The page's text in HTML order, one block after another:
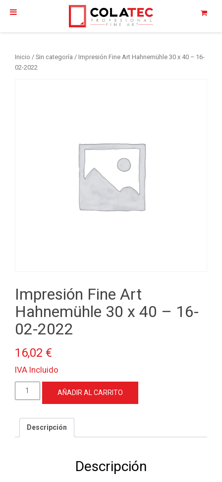
Inicio / Sin categoría / Impresión Fine Art Hahnemühle 30 x 40 – 16-
02-2022
Impresión Fine Art
Hahnemühle 30 x 40 – 16-
02-2022
16,02 €
IVA Incluido
Impresión
Fine
Hahnemühle
AÑADIR AL CARRITO
Descripción
Descripción